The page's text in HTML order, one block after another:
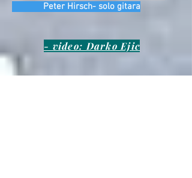
Peter Hirsch- solo gitara
- video: Darko Ejic